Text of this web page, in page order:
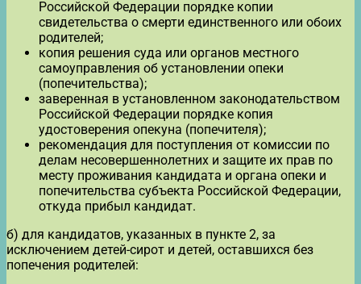
Российской Федерации порядке копии
свидетельства о смерти единственного или обоих
родителей;
копия решения суда или органов местного
самоуправления об установлении опеки
(попечительства);
заверенная в установленном законодательством
Российской Федерации порядке копия
удостоверения опекуна (попечителя);
рекомендация для поступления от комиссии по
делам несовершеннолетних и защите их прав по
месту проживания кандидата и органа опеки и
попечительства субъекта Российской Федерации,
откуда прибыл кандидат.
б) для кандидатов, указанных в пункте 2, за
исключением детей-сирот и детей, оставшихся без
попечения родителей: